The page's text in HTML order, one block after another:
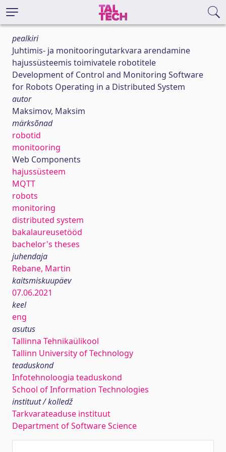
pealkiri
Juhtimis- ja monitooringutarkvara arendamine
hajussüsteemis toimivatele robotitele
Development of Control and Monitoring Software
for Robots Operating in a Distributed System
autor
Maksimov, Maksim
märksõnad
robotid
monitooring
Web Components
hajussüsteem
MQTT
robots
monitoring
distributed system
bakalaureusetööd
bachelor's theses
juhendaja
Rebane, Martin
kaitsmiskuupäev
07.06.2021
keel
eng
asutus
Tallinna Tehnikaülikool
Tallinn University of Technology
teaduskond
Infotehnoloogia teaduskond
School of Information Technologies
instituut / kolledž
Tarkvarateaduse instituut
Department of Software Science